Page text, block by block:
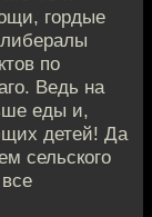
гордые
по
Ведь на
еды и,
детей! Да
сельского